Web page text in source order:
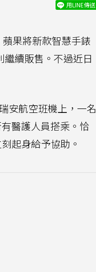
用LINE傳送
果將新款智慧手錶
繼續販售。不過近日
安航空班機上，一名
醫護人員搭乘。恰
起身給予協助。